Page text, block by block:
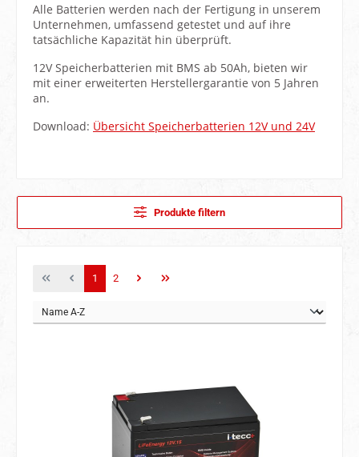
Alle Batterien werden nach der Fertigung in unserem
Unternehmen, umfassend getestet und auf ihre
tatsächliche Kapazität hin überprüft.
12V Speicherbatterien mit BMS ab 50Ah, bieten wir
mit einer erweiterten Herstellergarantie von 5 Jahren
an.
Download: Übersicht Speicherbatterien 12V und 24V
Produkte filtern
Seite
1 Seite
2